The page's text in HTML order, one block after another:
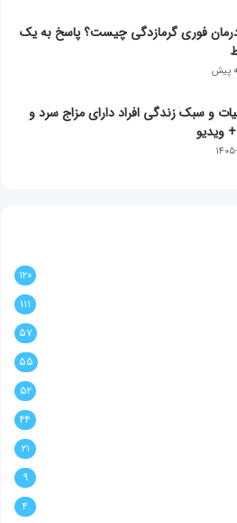
درمان فوری گرمازدگی چیست؟ پاسخ به یک
و سبک زندگی افراد دارای مزاج سرد و
۲۵
۱۲۰
۱۱۱
۵۷
۵۵
۵۲
۴۴
۲۱
۹
۴